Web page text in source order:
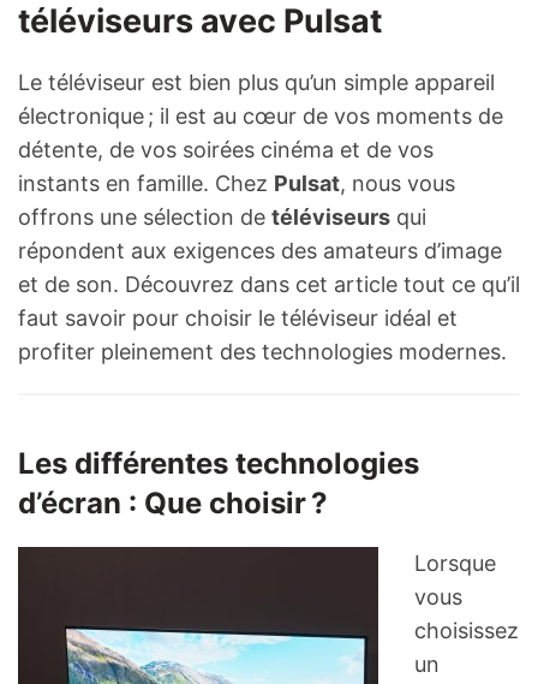
téléviseurs avec Pulsat
Le téléviseur est bien plus qu’un simple appareil
électronique ; il est au cœur de vos moments de
détente, de vos soirées cinéma et de vos
instants en famille. Chez Pulsat, nous vous
offrons une sélection de téléviseurs qui
répondent aux exigences des amateurs d’image
et de son. Découvrez dans cet article tout ce qu’il
faut savoir pour choisir le téléviseur idéal et
profiter pleinement des technologies modernes.
Les différentes technologies
d’écran : Que choisir ?
Lorsque
vous
choisissez
un